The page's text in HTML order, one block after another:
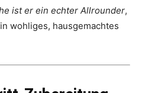
ist er ein echter Allrounder,
wohliges, hausgemachtes